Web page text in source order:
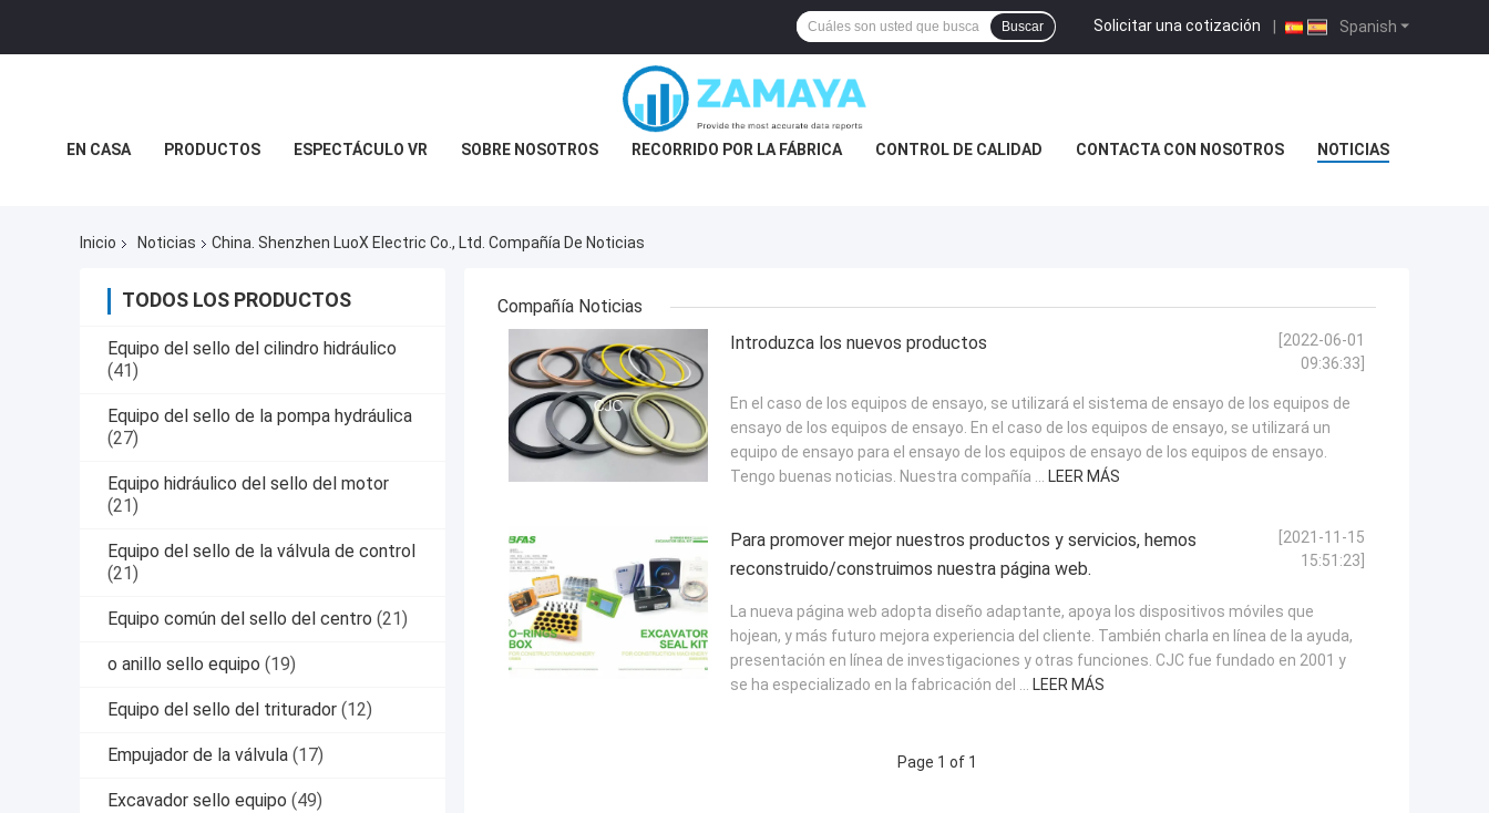
Spanish
Solicitar una cotización |
Buscar
EN CASA PRODUCTOS ESPECTÁCULO VR SOBRE NOSOTROS RECORRIDO POR LA FÁBRICA CONTROL DE CALIDAD CONTACTA CON NOSOTROS NOTICIAS
Inicio Noticias China. Shenzhen LuoX Electric Co., Ltd. Compañía De Noticias
TODOS LOS PRODUCTOS
Equipo del sello del cilindro hidráulico
(41)
Equipo del sello de la pompa hydráulica
(27)
Equipo hidráulico del sello del motor
(21)
Equipo del sello de la válvula de control
(21)
Equipo común del sello del centro (21)
o anillo sello equipo (19)
Equipo del sello del triturador (12)
Empujador de la válvula (17)
Excavador sello equipo (49)
Compañía Noticias
Introduzca los nuevos productos
[2022-06-01
09:36:33]
En el caso de los equipos de ensayo, se utilizará el sistema de ensayo de los equipos de
ensayo de los equipos de ensayo. En el caso de los equipos de ensayo, se utilizará un
equipo de ensayo para el ensayo de los equipos de ensayo de los equipos de ensayo.
Tengo buenas noticias. Nuestra compañía ... LEER MÁS
Para promover mejor nuestros productos y servicios, hemos
reconstruido/construimos nuestra página web.
[2021-11-15
15:51:23]
La nueva página web adopta diseño adaptante, apoya los dispositivos móviles que
hojean, y más futuro mejora experiencia del cliente. También charla en línea de la ayuda,
presentación en línea de investigaciones y otras funciones. CJC fue fundado en 2001 y
se ha especializado en la fabricación del ... LEER MÁS
Page 1 of 1